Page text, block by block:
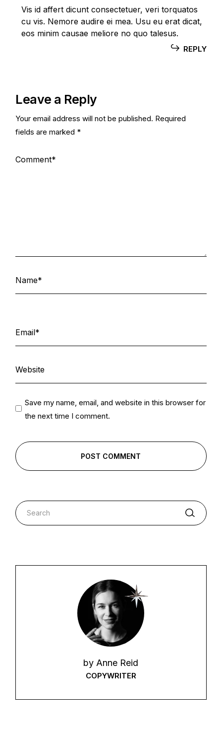
Vis id affert dicunt consectetuer, veri torquatos
cu vis. Nemore audire ei mea. Usu eu erat dicat,
eos minim causae meliore no quo talesus.
REPLY
Leave a Reply
Your email address will not be published. Required
fields are marked *
Save my name, email, and website in this browser for
the next time I comment.
POST COMMENT
by Anne Reid
COPYWRITER